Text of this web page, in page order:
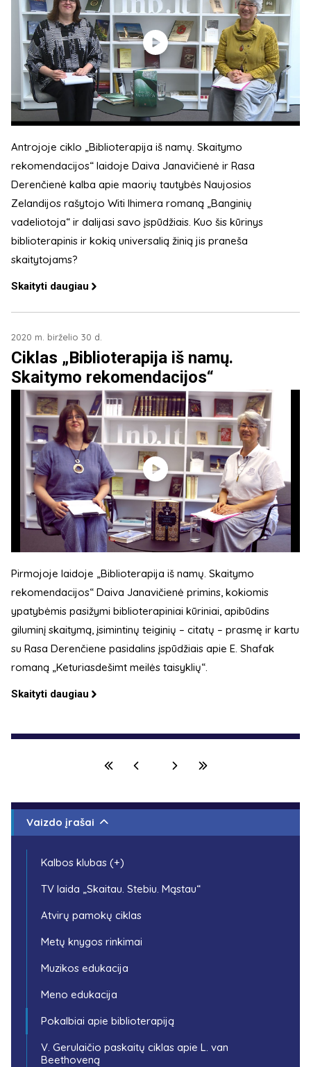
Antrojoje ciklo „Biblioterapija iš namų. Skaitymo
rekomendacijos“ laidoje Daiva Janavičienė ir Rasa
Derenčienė kalba apie maorių tautybės Naujosios
Zelandijos rašytojo Witi Ihimera romaną „Banginių
vadeliotoja“ ir dalijasi savo įspūdžiais. Kuo šis kūrinys
biblioterapinis ir kokią universalią žinią jis praneša
skaitytojams?
Skaityti daugiau
2020 m. birželio 30 d.
Ciklas „Biblioterapija iš namų.
Skaitymo rekomendacijos“
Pirmojoje laidoje „Biblioterapija iš namų. Skaitymo
rekomendacijos“ Daiva Janavičienė primins, kokiomis
ypatybėmis pasižymi biblioterapiniai kūriniai, apibūdins
giluminį skaitymą, įsimintinų teiginių – citatų – prasmę ir kartu
su Rasa Derenčiene pasidalins įspūdžiais apie E. Shafak
romaną „Keturiasdešimt meilės taisyklių“.
Skaityti daugiau
Vaizdo įrašai
Kalbos klubas (+)
TV laida „Skaitau. Stebiu. Mąstau“
Atvirų pamokų ciklas
Metų knygos rinkimai
Muzikos edukacija
Meno edukacija
Pokalbiai apie biblioterapiją
V. Gerulaičio paskaitų ciklas apie L. van
Beethoveną